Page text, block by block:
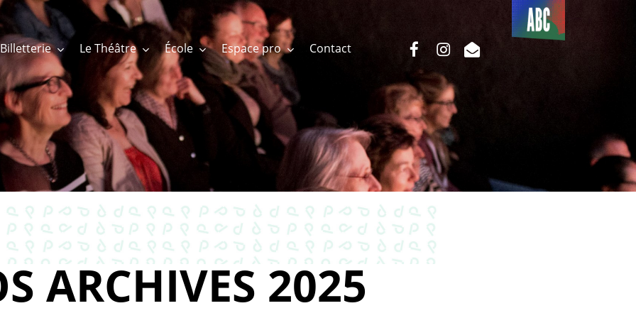
Billetterie Le Théâtre École Espace pro Contact
Du côté
de l’ABC
facebookinstagram
email
ARCHIVES 2025